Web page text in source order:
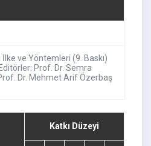
ve Yöntemleri (9. Baskı)
Prof. Dr. Semra
Dr. Mehmet Arif Özerbaş
Katkı Düzeyi